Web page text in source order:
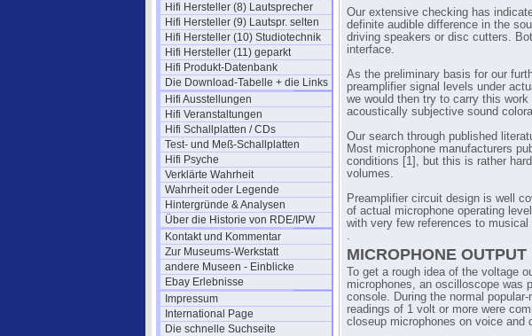
Hifi Hersteller (8) Lautsprecher
Hifi Hersteller (9) Lautspr. selten
Hifi Hersteller (10) Studiotechnik
Hifi Hersteller (11) geparkt
Hifi Produkt-Datenbank
Die Download-Tabelle + die Links
Hifi Ausstellungen
Hifi Veranstaltungen
Hifi Schallplatten / CDs
Test- und Meß-Schallplatten
Hifi Psyche
Verklärte Wahrheit
Wahrheit oder Legende
Hintergründe & Analysen
Über die Historie von RDE/IPW
Kontakt und Kommentar
Zur Museums-Werkstatt
andere Museen - Einblicke
Ebay Erlebnisse
Impressum
International Page
Die schnelle Suchseite
Our extensive checking has
definite audible difference in the
driving speakers or disc cutters.
interface.
As the preliminary basis for our
preamplifier signal levels under
we would then try to carry this
acoustically subjective sound
Our search through published
Most microphone manufacturers
conditions [1], but this is rather
volumes.
Preamplifier circuit design is well
of actual microphone operating
with very few references to
.
MICROPHONE
To get a rough idea of the voltage
microphones, an oscilloscope was
console. During the normal
readings of 1 volt or more were
closeup microphones on voice and